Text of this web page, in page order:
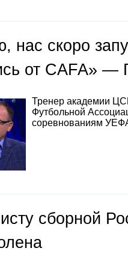
нас скоро
от CAFA» —
Тренер академии
Футбольной
соревнованиям
сборной